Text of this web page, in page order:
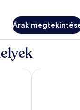
Árak
The Royal